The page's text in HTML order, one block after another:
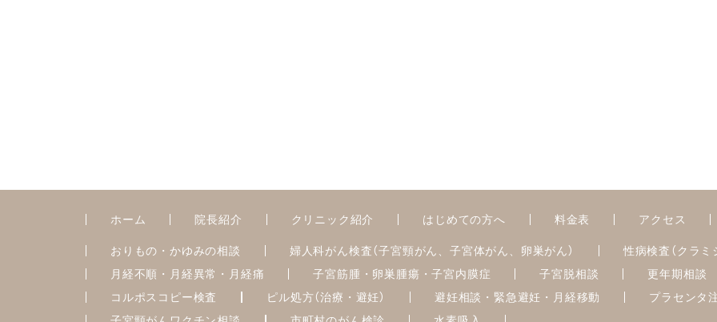
ホーム 院長紹介 クリニック紹介 はじめての方へ 料金表 アクセス
おりもの・かゆみの相談 婦人科がん検査 （子宮頸がん、子宮体がん、卵巣がん） 性病検査 （クラ
月経不順・月経異常・月経痛
子宮筋腫・卵巣腫瘍・子宮内膜症 子宮脱相談 更年期相談
コルポスコピー検査
ピル処方（治療・避妊） 避妊相談・緊急避妊・月経移動 プラセンタ